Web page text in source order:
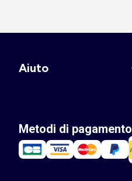
Aiuto
Metodi di pagamento